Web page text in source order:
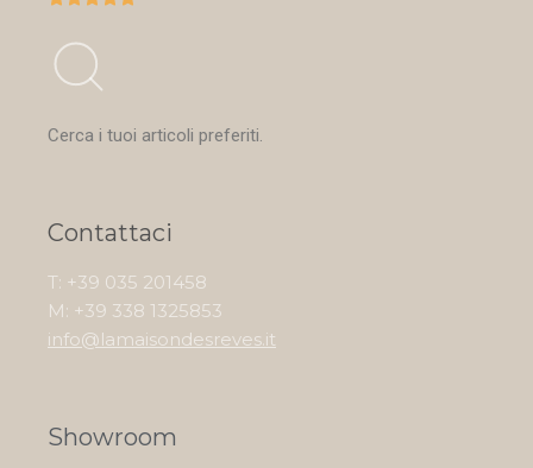
Cerca i tuoi articoli preferiti.
Contattaci
T: +39 035 201458
M: +39 338 1325853
info@lamaisondesreves.it
Showroom